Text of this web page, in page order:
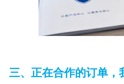
三、正在合作的订单，